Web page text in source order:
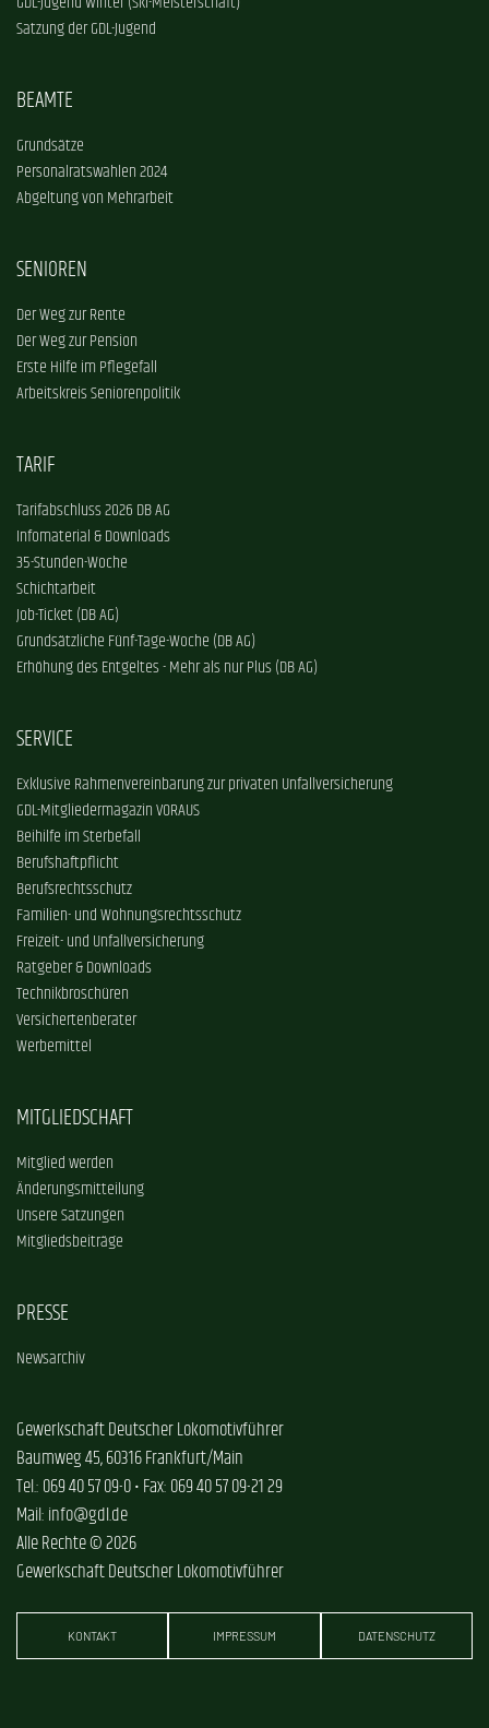
Satzung der GDL-Jugend
BEAMTE
Grundsätze
Personalratswahlen 2024
Abgeltung von Mehrarbeit
SENIOREN
Der Weg zur Rente
Der Weg zur Pension
Erste Hilfe im Pflegefall
Arbeitskreis Seniorenpolitik
TARIF
Tarifabschluss 2026 DB AG
Infomaterial & Downloads
35-Stunden-Woche
Schichtarbeit
Job-Ticket (DB AG)
Grundsätzliche Fünf-Tage-Woche (DB AG)
Erhöhung des Entgeltes - Mehr als nur Plus (DB AG)
SERVICE
Exklusive Rahmenvereinbarung zur privaten Unfallversicherung
GDL-Mitgliedermagazin VORAUS
Beihilfe im Sterbefall
Berufshaftpflicht
Berufsrechtsschutz
Familien- und Wohnungsrechtsschutz
Freizeit- und Unfallversicherung
Ratgeber & Downloads
Technikbroschüren
Versichertenberater
Werbemittel
MITGLIEDSCHAFT
Mitglied werden
Änderungsmitteilung
Unsere Satzungen
Mitgliedsbeiträge
PRESSE
Newsarchiv
Gewerkschaft Deutscher Lokomotivführer
Baumweg 45, 60316 Frankfurt/Main
Tel.: 069 40 57 09-0 • Fax: 069 40 57 09-21 29
Mail: info@gdl.de
Alle Rechte © 2026
Gewerkschaft Deutscher Lokomotivführer
KONTAKT IMPRESSUM DATENSCHUTZ